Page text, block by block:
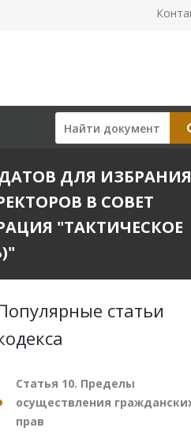
ДЛЯ
В СОВЕТ
"ТАКТИЧЕСКОЕ
статьи
Статья 10. Пределы
осуществления
прав